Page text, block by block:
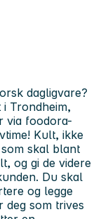
dagligvare?
Trondheim,
via foodora-
Kult, ikke
skal blant
og gi de videre
Du skal
og legge
deg som trives